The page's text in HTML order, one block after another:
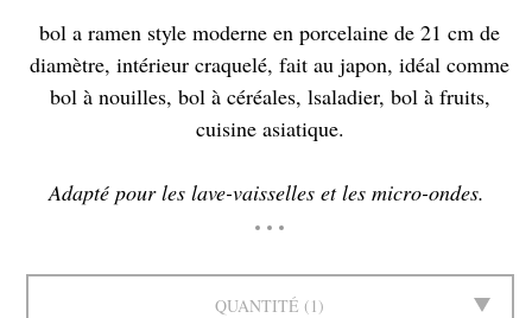
bol a ramen style moderne en porcelaine de 21 cm de
diamètre, intérieur craquelé, fait au japon, idéal comme
bol à nouilles, bol à céréales, lsaladier, bol à fruits,
cuisine asiatique.
Adapté pour les lave-vaisselles et les micro-ondes.
QUANTITÉ 1